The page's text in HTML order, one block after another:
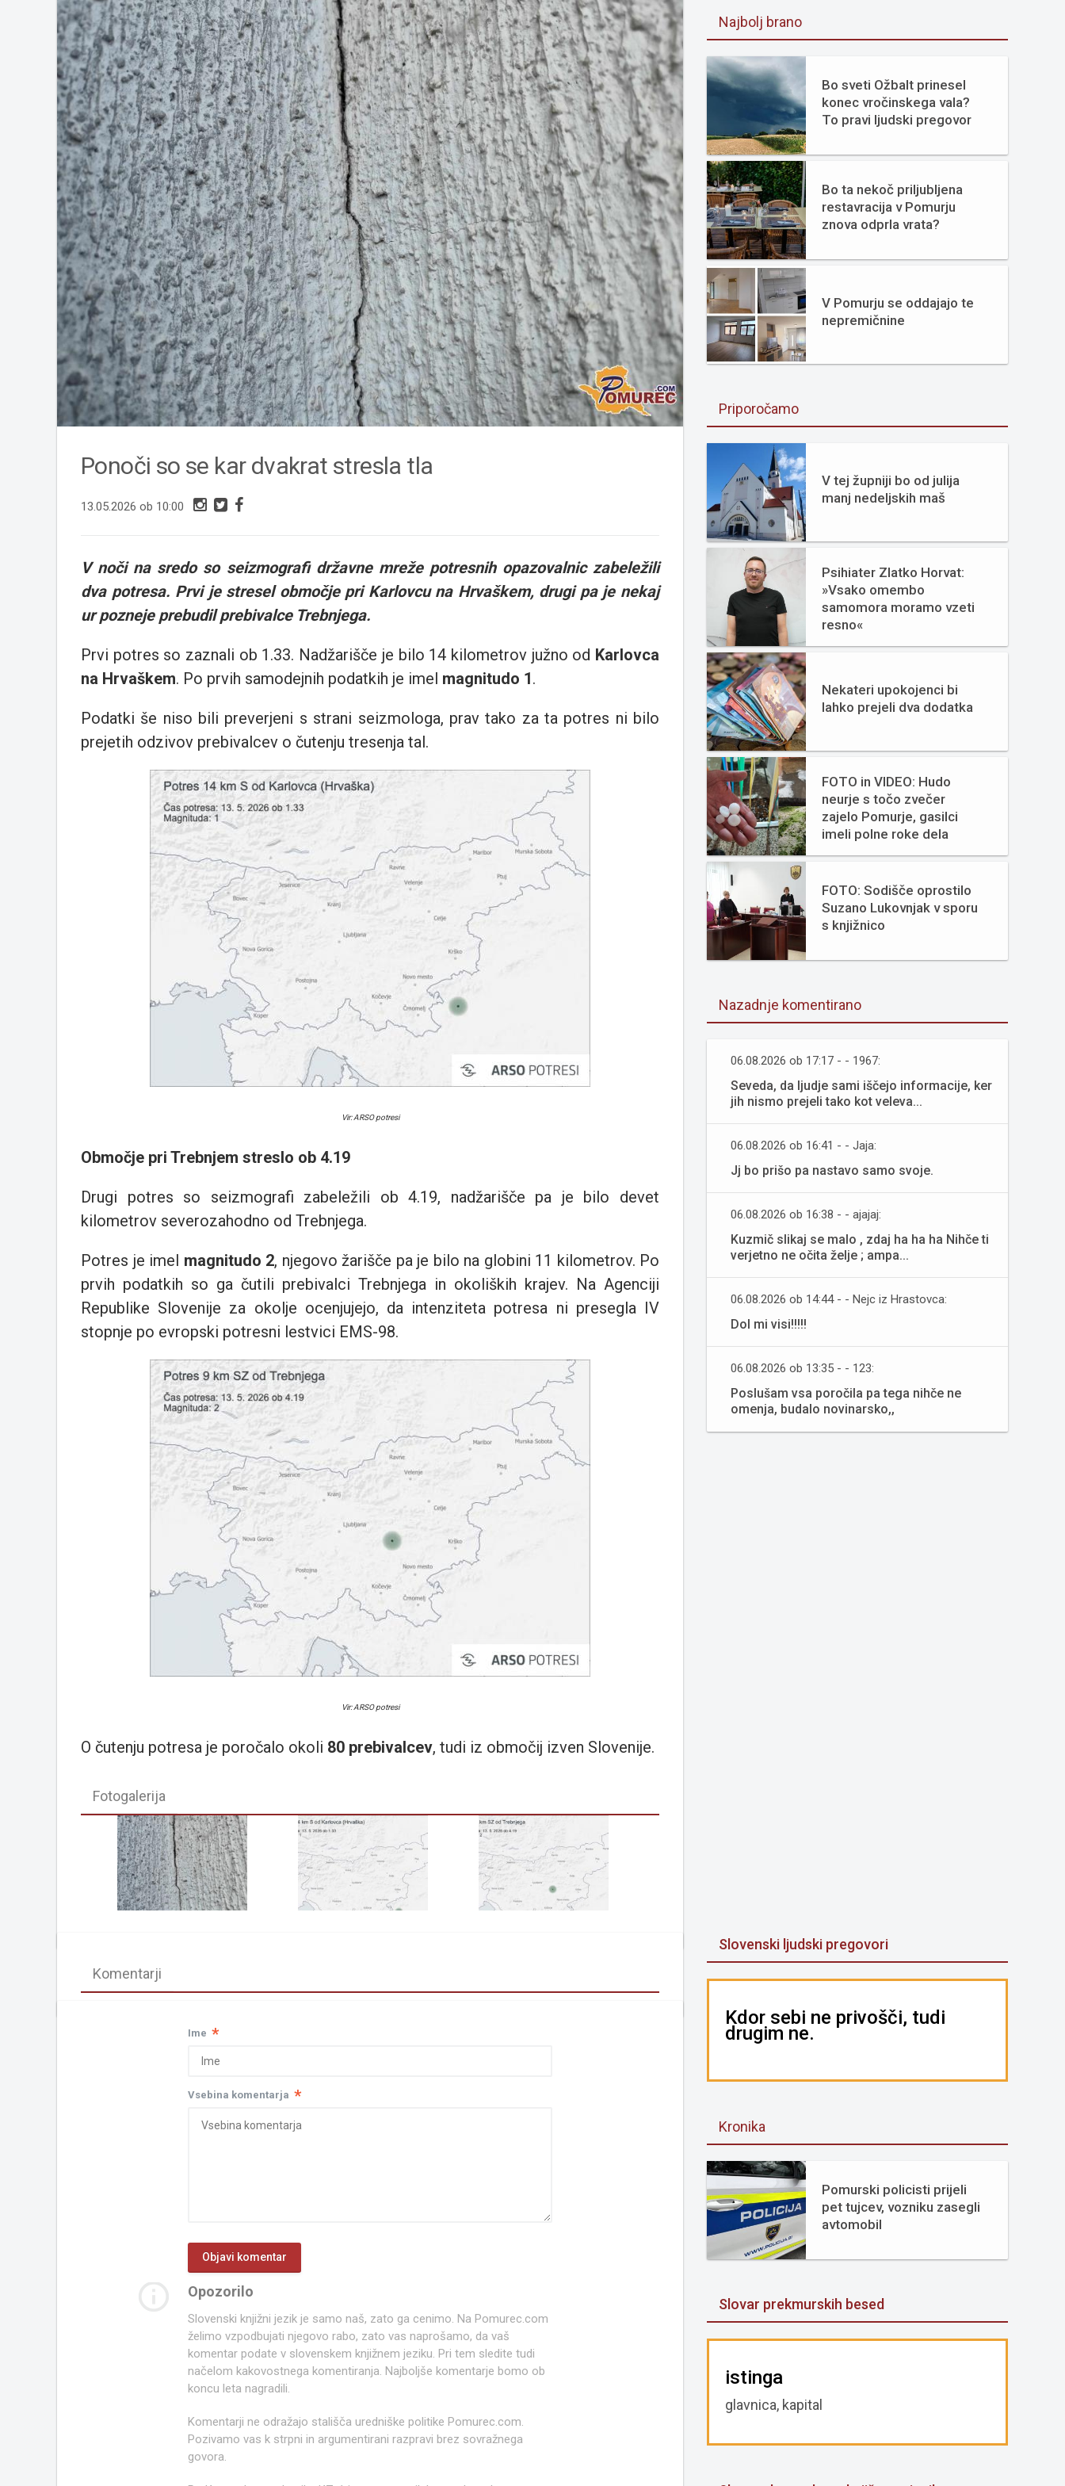
Ponoči so se kar dvakrat stresla tla
13.05.2026 ob 10:00
V noči na sredo so seizmografi državne mreže potresnih opazovalnic zabeležili
dva potresa. Prvi je stresel območje pri Karlovcu na Hrvaškem, drugi pa je nekaj
ur pozneje prebudil prebivalce Trebnjega.
Prvi potres so zaznali ob 1.33. Nadžarišče je bilo 14 kilometrov južno od Karlovca
na Hrvaškem. Po prvih samodejnih podatkih je imel magnitudo 1.
Podatki še niso bili preverjeni s strani seizmologa, prav tako za ta potres ni bilo
prejetih odzivov prebivalcev o čutenju tresenja tal.
Vir: ARSO potresi
Območje pri Trebnjem streslo ob 4.19
Drugi potres so seizmografi zabeležili ob 4.19, nadžarišče pa je bilo devet
kilometrov severozahodno od Trebnjega.
Potres je imel magnitudo 2, njegovo žarišče pa je bilo na globini 11 kilometrov. Po
prvih podatkih so ga čutili prebivalci Trebnjega in okoliških krajev. Na Agenciji
Republike Slovenije za okolje ocenjujejo, da intenziteta potresa ni presegla IV
stopnje po evropski potresni lestvici EMS-98.
Vir: ARSO potresi
O čutenju potresa je poročalo okoli 80 prebivalcev, tudi iz območij izven Slovenije.
Fotogalerija
Komentarji
Ime *
Vsebina komentarja *
Opozorilo
Slovenski knjižni jezik je samo naš, zato ga cenimo. Na Pomurec.com
želimo vzpodbujati njegovo rabo, zato vas naprošamo, da vaš
komentar podate v slovenskem knjižnem jeziku. Pri tem sledite tudi
načelom kakovostnega komentiranja. Najboljše komentarje bomo ob
koncu leta nagradili.
Komentarji ne odražajo stališča uredniške politike Pomurec.com.
Pozivamo vas k strpni in argumentirani razpravi brez sovražnega
govora.
Najbolj brano
Bo sveti Ožbalt prinesel
konec vročinskega vala?
To pravi ljudski pregovor
Bo ta nekoč priljubljena
restavracija v Pomurju
znova odprla vrata?
V Pomurju se oddajajo te
nepremičnine
Priporočamo
V tej župniji bo od julija
manj nedeljskih maš
Psihiater Zlatko Horvat:
»Vsako omembo
samomora moramo vzeti
resno«
Nekateri upokojenci bi
lahko prejeli dva dodatka
FOTO in VIDEO: Hudo
neurje s točo zvečer
zajelo Pomurje, gasilci
imeli polne roke dela
FOTO: Sodišče oprostilo
Suzano Lukovnjak v sporu
s knjižnico
Nazadnje komentirano
06.08.2026 ob 17:17 - - 1967:
Seveda, da ljudje sami iščejo informacije, ker
jih nismo prejeli tako kot veleva...
06.08.2026 ob 16:41 - - Jaja:
Jj bo prišo pa nastavo samo svoje.
06.08.2026 ob 16:38 - - ajajaj:
Kuzmič slikaj se malo , zdaj ha ha ha Nihče ti
verjetno ne očita želje ; ampa...
06.08.2026 ob 14:44 - - Nejc iz Hrastovca:
Dol mi visi!!!!!
06.08.2026 ob 13:35 - - 123:
Poslušam vsa poročila pa tega nihče ne
omenja, budalo novinarsko,,
Slovenski ljudski pregovori
Kdor sebi ne privošči, tudi
drugim ne.
Kronika
Pomurski policisti prijeli
pet tujcev, vozniku zasegli
avtomobil
Slovar prekmurskih besed
istinga
glavnica, kapital